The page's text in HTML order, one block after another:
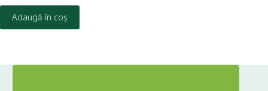
Adaugă în coș